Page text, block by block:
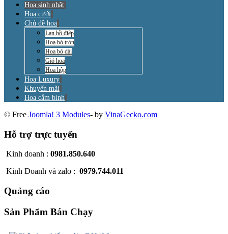
Hoa sinh nhật
Hoa cưới
Chủ đề hoa
Lan hồ điệp
Hoa bó tròn
Hoa bó dài
Giỏ hoa
Hoa hộp
Hoa Luxury
Khuyến mãi
Hoa cắm bình
© Free Joomla! 3 Modules- by VinaGecko.com
Hỗ trợ trực tuyến
Kinh doanh : 0981.850.640
Kinh Doanh và zalo : 0979.744.011
Quảng cáo
Sản Phẩm Bán Chạy